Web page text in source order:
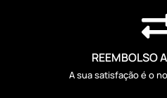
REEMBOLSO
A sua satisfação é o